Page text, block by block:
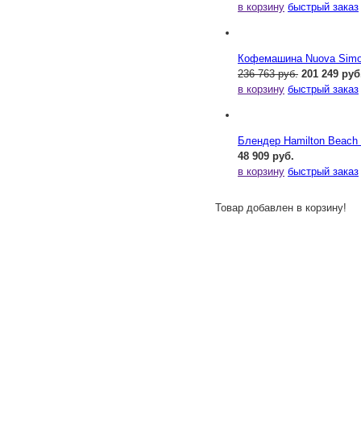
в корзину быстрый заказ
Кофемашина Nuova
236 763 руб. 201 249
в корзину быстрый заказ
Блендер Hamilton Beach
48 909 руб.
в корзину быстрый заказ
Товар добавлен в корзину!